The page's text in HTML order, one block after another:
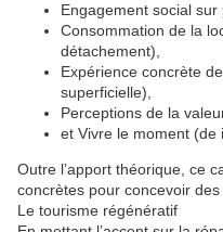
Engagement social sur
Consommation de la
détachement),
Expérience concrète
superficielle),
Perceptions de la
et Vivre le moment (de
Outre l’apport théorique, ce
concrètes pour concevoir
Le tourisme régénératif